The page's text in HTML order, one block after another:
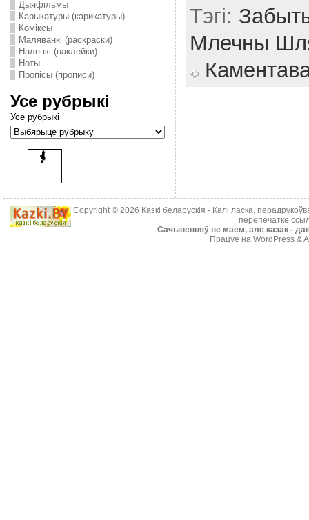
Дыяфільмы
Карыкатуры (карикатуры)
Комiксы
Маляванкі (раскраски)
Налепкі (наклейки)
Ноты
Пропісы (прописи)
Усе рубрыкі
Усе рубрыкі
Тэгі:
Млечны
Copyright © 2026 Казкі беларускія - Калі ласка,
перепечатке
Cачыненняў не маем, але казак -
Працуе на WordPress &